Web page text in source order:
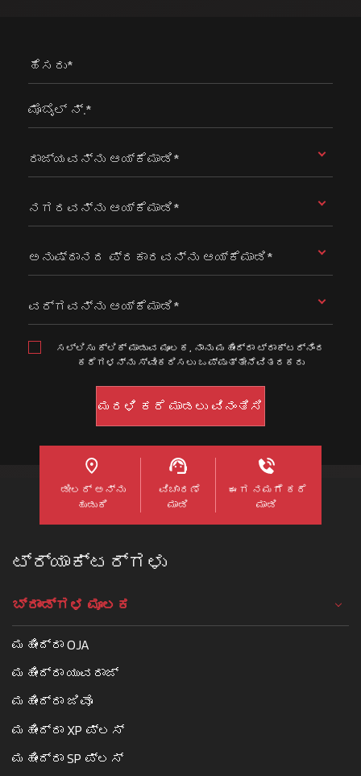
ಹೆಸರು*
ಮೊಬೈಲ್ ನ್.*
ರಾಜ್ಯವನ್ನು ಆಯ್ಕೆಮಾಡಿ*
ನಗರವನ್ನು ಆಯ್ಕೆಮಾಡಿ*
ಅನುಷ್ಠಾನದ ಪ್ರಕಾರವನ್ನು ಆಯ್ಕೆಮಾಡಿ*
ವರ್ಗವನ್ನು ಆಯ್ಕೆಮಾಡಿ*
ಸಲ್ಲಿಸು ಕ್ಲಿಕ್ ಮಾಡುವ ಮೂಲಕ, ನಾನು ಮಹೀಂದ್ರಾ ಟ್ರಾಕ್ಟರ್ನಿಂದ
ಕರೆಗಳನ್ನು ಸ್ವೀಕರಿಸಲು ಒಪ್ಪುತ್ತೇನೆವಿತರಕರು
ಡೀಲರ್ ಅನ್ನು
ಹುಡುಕಿ
ವಿಚಾರಣೆ
ಮಾಡಿ
ಈಗ ನಮಗೆ ಕರೆ
ಮಾಡಿ
ಟ್ರ್ಯಾಕ್ಟರ್ಗಳು
ಬ್ರಾಂಡ್ಗಳ ಮೂಲಕ
ಮಹೀಂದ್ರಾ OJA
ಮಹೀಂದ್ರಾ ಯುವರಾಜ್
ಮಹೀಂದ್ರಾ ಜಿವೊ
ಮಹೀಂದ್ರಾ XP ಪ್ಲಸ್
ಮಹೀಂದ್ರಾ SP ಪ್ಲಸ್